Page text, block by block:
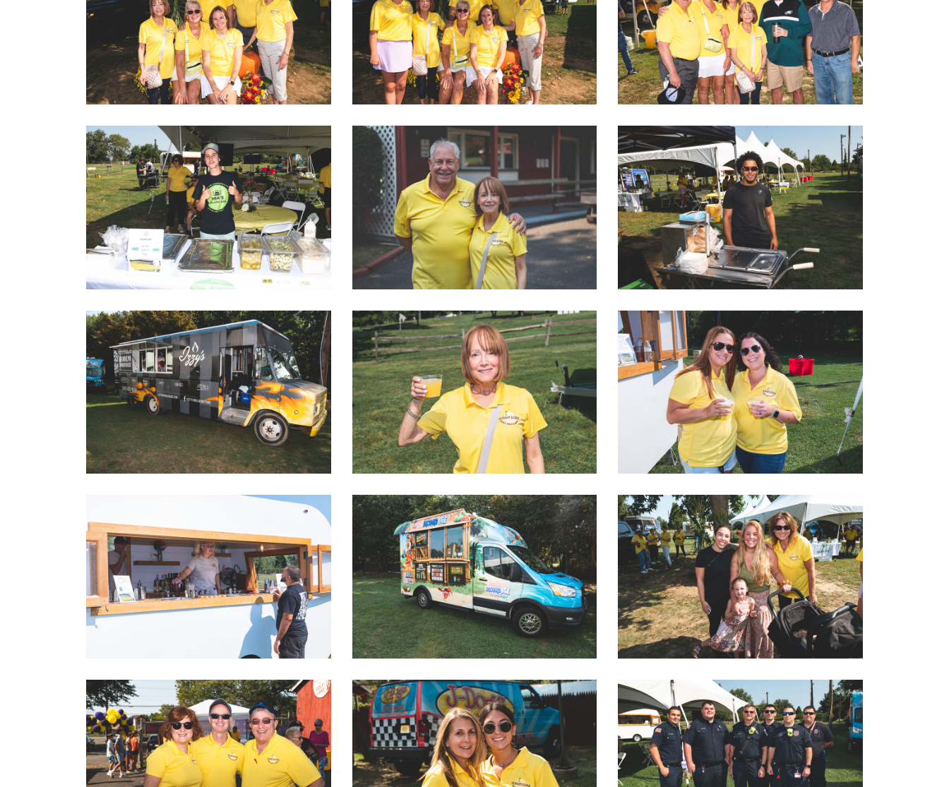
2022 LOVEGOLF0033 2022 LOVEGOLF0037 2022 LOVEGOLF0038
2022 LOVEGOLF0040 2022 LOVEGOLF0041 2022 LOVEGOLF0042
2022 LOVEGOLF0043 2022 LOVEGOLF0044 2022 LOVEGOLF0045
2022 LOVEGOLF0046 2022 LOVEGOLF0047 2022 LOVEGOLF0049
2022 LOVEGOLF0050 2022 LOVEGOLF0051 2022 LOVEGOLF0052